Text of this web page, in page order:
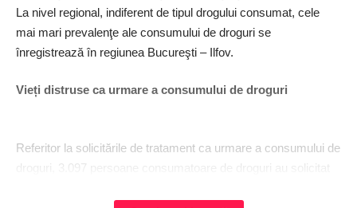
La nivel regional, indiferent de tipul drogului consumat, cele
mai mari prevalenţe ale consumului de droguri se
înregistrează în regiunea Bucureşti – Ilfov.
Vieți distruse ca urmare a consumului de droguri
Referitor la solicitările de tratament ca urmare a consumului de
droguri, 3.097 persoane consumatoare de droguri au solicitat